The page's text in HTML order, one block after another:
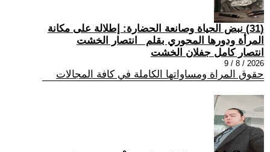
(31) نبض الحياة وصانعة الحضارة: إطلالة على مكانة
المرأة ودورها المحوري بقلم _انتصار الخشت
انتصار كامل جفلان الخشت
2026 / 8 / 9
حقوق المراة ومساواتها الكاملة في كافة المجالات